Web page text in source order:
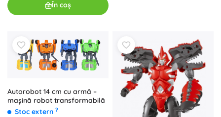
În coș
Autorobot 14 cm cu armă –
mașină robot transformabilă
Stoc extern ?